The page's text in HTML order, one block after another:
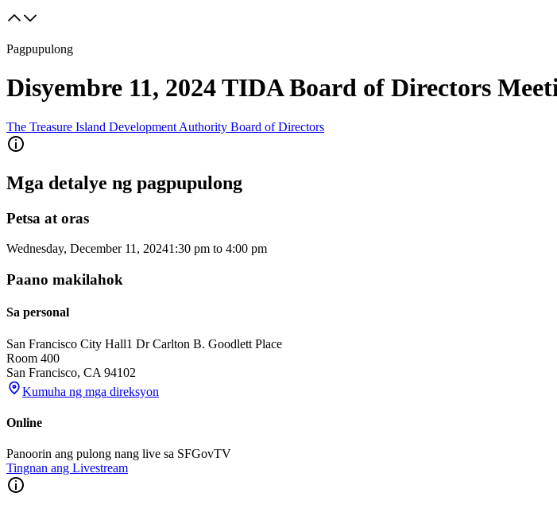
Pagpupulong
Disyembre 11, 2024 TIDA Board of Directors
The Treasure Island Development Authority Board of Directors
Mga detalye ng pagpupulong
Petsa at oras
Wednesday, December 11, 20241:30 pm to 4:00 pm
Paano makilahok
Sa personal
San Francisco City Hall1 Dr Carlton B. Goodlett Place
Room 400
San Francisco, CA 94102
Kumuha ng mga direksyon
Online
Panoorin ang pulong nang live sa SFGovTV
Tingnan ang Livestream